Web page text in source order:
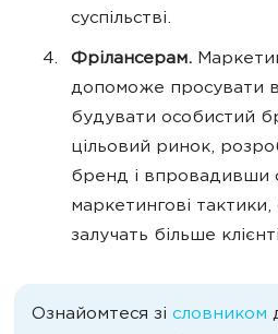
суспільстві.
Фрілансерам.
допоможе просувати
будувати особистий
цільовий ринок,
бренд і впровадивши
маркетингові
залучать більше
Ознайомтеся зі словником